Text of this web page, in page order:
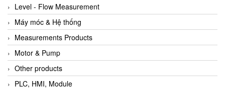
Level - Flow Measurement
Máy móc & Hệ thống
Measurements Products
Motor & Pump
Other products
PLC, HMI, Module